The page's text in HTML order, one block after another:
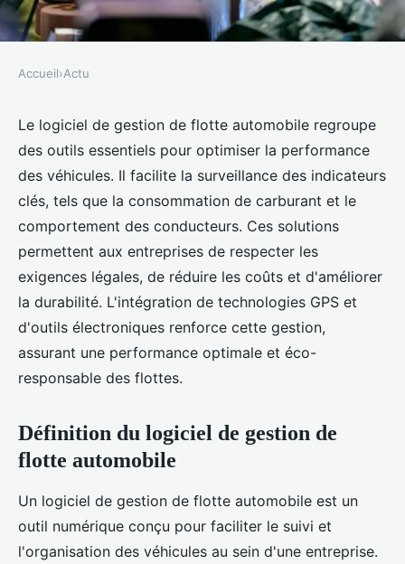
Comprendre le logiciel de
gestion de flotte automobile
Clémence •12 avril 2025•5 min de lecture
Accueil›Actu
Le logiciel de gestion de flotte automobile regroupe
des outils essentiels pour optimiser la performance
des véhicules. Il facilite la surveillance des indicateurs
clés, tels que la consommation de carburant et le
comportement des conducteurs. Ces solutions
permettent aux entreprises de respecter les
exigences légales, de réduire les coûts et d'améliorer
la durabilité. L'intégration de technologies GPS et
d'outils électroniques renforce cette gestion,
assurant une performance optimale et éco-
responsable des flottes.
Définition du logiciel de gestion de
flotte automobile
Un logiciel de gestion de flotte automobile est un
outil numérique conçu pour faciliter le suivi et
l'organisation des véhicules au sein d'une entreprise.